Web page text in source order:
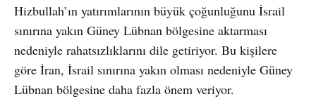
Hizbullah’ın yatırımlarının büyük çoğunluğunu İsrail
sınırına yakın Güney Lübnan bölgesine aktarması
nedeniyle rahatsızlıklarını dile getiriyor. Bu kişilere
göre İran, İsrail sınırına yakın olması nedeniyle Güney
Lübnan bölgesine daha fazla önem veriyor.